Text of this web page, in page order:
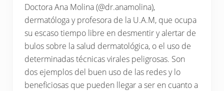
Doctora Ana Molina (@dr.anamolina),
dermatóloga y profesora de la U.A.M, que ocupa
su escaso tiempo libre en desmentir y alertar de
bulos sobre la salud dermatológica, o el uso de
determinadas técnicas virales peligrosas. Son
dos ejemplos del buen uso de las redes y lo
beneficiosas que pueden llegar a ser en cuanto a